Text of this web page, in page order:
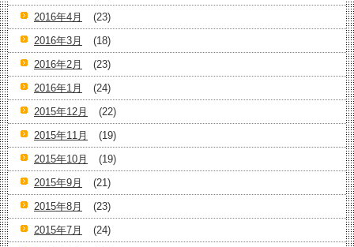
2016年4月
(23)
2016年3月
(18)
2016年2月
(23)
2016年1月
(24)
2015年12月
(22)
2015年11月
(19)
2015年10月
(19)
2015年9月
(21)
2015年8月
(23)
2015年7月
(24)